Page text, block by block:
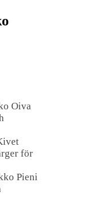
Oiva
för
Pieni